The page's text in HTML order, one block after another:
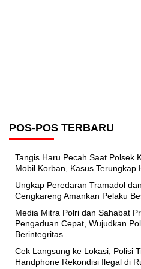
POS-POS TERBARU
Tangis Haru Pecah Saat Polsek
Mobil Korban, Kasus Terungkap
Ungkap Peredaran Tramadol
Cengkareng Amankan Pelaku
Media Mitra Polri dan Sahabat
Pengaduan Cepat, Wujudkan
Berintegritas
Cek Langsung ke Lokasi, Polisi
Handphone Rekondisi Ilegal di